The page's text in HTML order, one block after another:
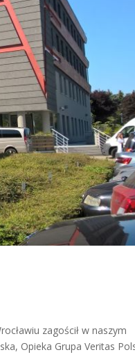
zagościł w naszym
Opieka Grupa Veritas